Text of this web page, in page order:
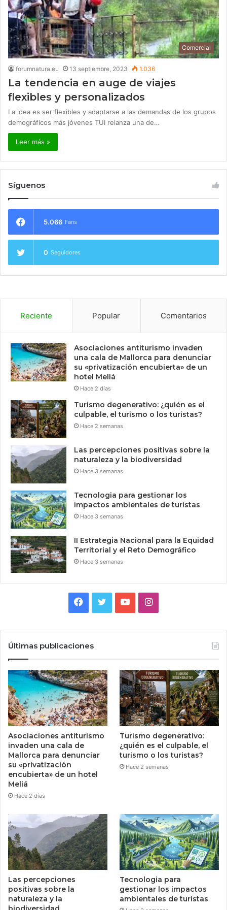
Comercial
forumnatura.eu 13 septiembre, 2023 1.036
La tendencia en auge de viajes
flexibles y personalizados
La idea es ser flexibles y adaptarse a las demandas de los grupos
demográficos más jóvenes TUI relanza una de…
Leer más »
Síguenos
5.066 Fans
0 Seguidores
Reciente Popular Comentarios
Asociaciones antiturismo invaden
una cala de Mallorca para denunciar
su «privatización encubierta» de un
hotel Meliá
Hace 2 días
Turismo degenerativo: ¿quién es el
culpable, el turismo o los turistas?
Hace 2 semanas
Las percepciones positivas sobre la
naturaleza y la biodiversidad
Hace 3 semanas
Tecnologia para gestionar los
impactos ambientales de turistas
Hace 3 semanas
II Estrategia Nacional para la Equidad
Territorial y el Reto Demográfico
Hace 3 semanas
Facebook
TwitterYouTubeInstagram
Últimas publicaciones
Asociaciones antiturismo
invaden una cala de
Mallorca para denunciar
su «privatización
encubierta» de un hotel
Meliá
Hace 2 días
Turismo degenerativo:
¿quién es el culpable, el
turismo o los turistas?
Hace 2 semanas
Las percepciones
positivas sobre la
naturaleza y la
Tecnologia para
gestionar los impactos
ambientales de turistas